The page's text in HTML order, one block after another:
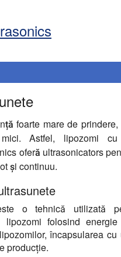
foarte mare de
Astfel, lipozomi cu
oferă ultrasonicators
și continuu.
o tehnică utilizată
folosind
încapsularea cu
producție.